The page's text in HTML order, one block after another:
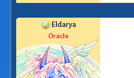
Eldarya
Oracle